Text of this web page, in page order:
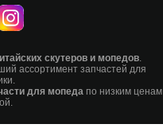
скутеров и мопедов.
ассортимент запчастей для
для мопеда по низким ценам